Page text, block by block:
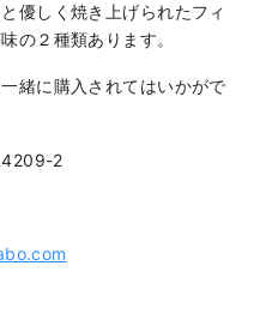
優しく焼き上げられたフィ
の２種類あります。
緒に購入されてはいかがで
4209-2